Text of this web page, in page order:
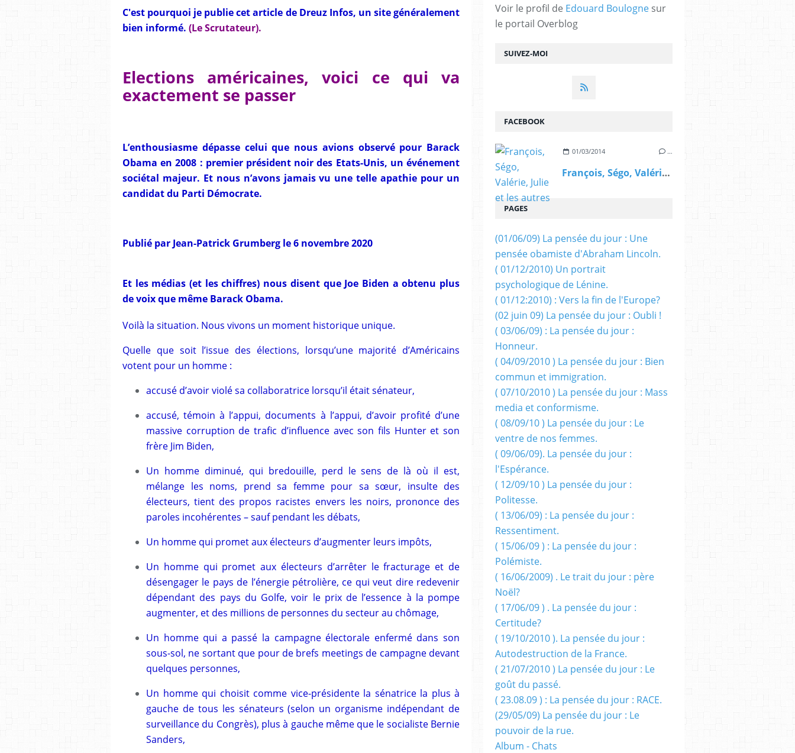
C'est pourquoi je publie cet article de Dreuz Infos, un site généralement
bien informé. (Le Scrutateur).
Elections américaines, voici ce qui va
exactement se passer
L’enthousiasme dépasse celui que nous avions observé pour Barack
Obama en 2008 : premier président noir des Etats-Unis, un événement
sociétal majeur. Et nous n’avons jamais vu une telle apathie pour un
candidat du Parti Démocrate.
Publié par Jean-Patrick Grumberg le 6 novembre 2020
Et les médias (et les chiffres) nous disent que Joe Biden a obtenu plus
de voix que même Barack Obama.
Voilà la situation. Nous vivons un moment historique unique.
Quelle que soit l’issue des élections, lorsqu’une majorité d’Américains
votent pour un homme :
accusé d’avoir violé sa collaboratrice lorsqu’il était sénateur,
accusé, témoin à l’appui, documents à l’appui, d’avoir profité d’une
massive corruption de trafic d’influence avec son fils Hunter et son
frère Jim Biden,
Un homme diminué, qui bredouille, perd le sens de là où il est,
mélange les noms, prend sa femme pour sa sœur, insulte des
électeurs, tient des propos racistes envers les noirs, prononce des
paroles incohérentes – sauf pendant les débats,
Un homme qui promet aux électeurs d’augmenter leurs impôts,
Un homme qui promet aux électeurs d’arrêter le fracturage et de
désengager le pays de l’énergie pétrolière, ce qui veut dire redevenir
dépendant des pays du Golfe, voir le prix de l’essence à la pompe
augmenter, et des millions de personnes du secteur au chômage,
Un homme qui a passé la campagne électorale enfermé dans son
sous-sol, ne sortant que pour de brefs meetings de campagne devant
quelques personnes,
Un homme qui choisit comme vice-présidente la sénatrice la plus à
gauche de tous les sénateurs (selon un organisme indépendant de
surveillance du Congrès), plus à gauche même que le socialiste Bernie
Sanders,
SUIVEZ-MOI
Voir le profil de Edouard Boulogne sur
le portail Overblog
FACEBOOK
01/03/2014 …
François, Ségo, Valérie, Julie et les autres
PAGES
(01/06/09) La pensée du jour : Une
pensée obamiste d'Abraham Lincoln.
( 01/12/2010) Un portrait
psychologique de Lénine.
( 01/12:2010) : Vers la fin de l'Europe?
(02 juin 09) La pensée du jour : Oubli !
( 03/06/09) : La pensée du jour :
Honneur.
( 04/09/2010 ) La pensée du jour : Bien
commun et immigration.
( 07/10/2010 ) La pensée du jour : Mass
media et conformisme.
( 08/09/10 ) La pensée du jour : Le
ventre de nos femmes.
( 09/06/09). La pensée du jour :
l'Espérance.
( 12/09/10 ) La pensée du jour :
Politesse.
( 13/06/09) : La pensée du jour :
Ressentiment.
( 15/06/09 ) : La pensée du jour :
Polémiste.
( 16/06/2009) . Le trait du jour : père
Noël?
( 17/06/09 ) . La pensée du jour :
Certitude?
( 19/10/2010 ). La pensée du jour :
Autodestruction de la France.
( 21/07/2010 ) La pensée du jour : Le
goût du passé.
( 23.08.09 ) : La pensée du jour : RACE.
(29/05/09) La pensée du jour : Le
pouvoir de la rue.
Album - Chats